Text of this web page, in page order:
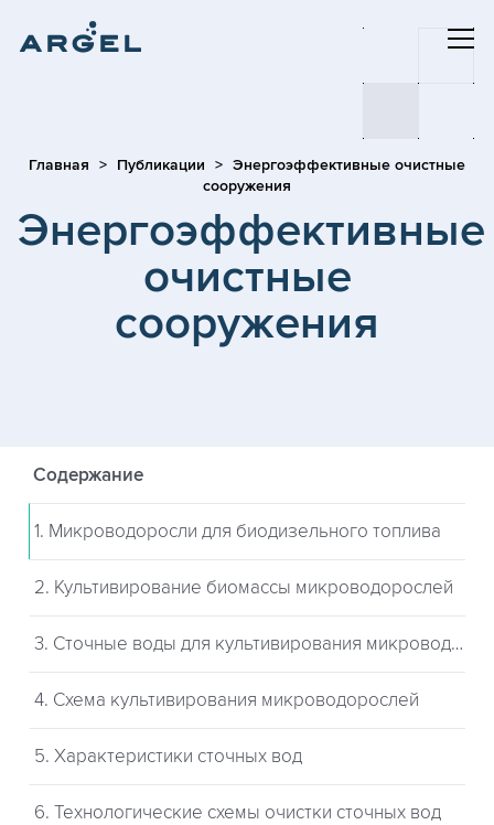
Главная Публикации
Энергоэффективные очистные
сооружения
Энергоэффективные
очистные
сооружения
Содержание
1. Микроводоросли для биодизельного топлива
2. Культивирование биомассы микроводорослей
3. Сточные воды для культивирования микроводорослей
4. Схема культивирования микроводорослей
5. Характеристики сточных вод
6. Технологические схемы очистки сточных вод